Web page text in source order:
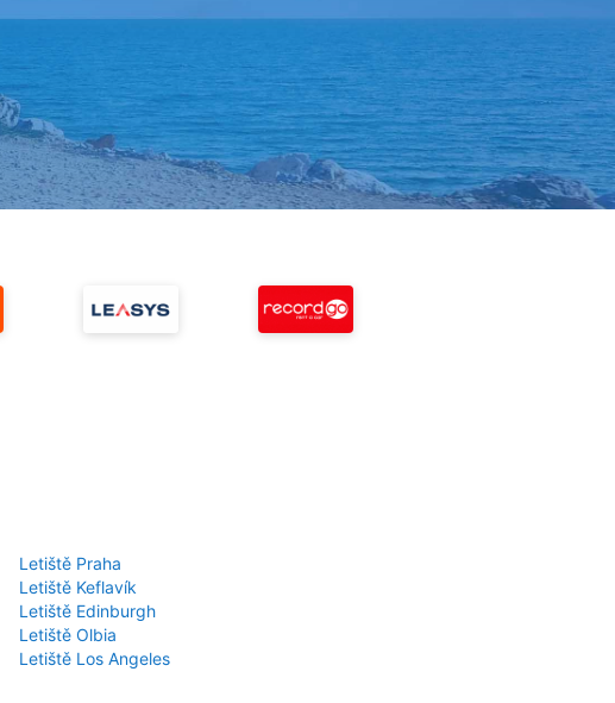
Letiště Praha
Letiště Keflavík
Letiště Edinburgh
Letiště Olbia
Letiště Los Angeles